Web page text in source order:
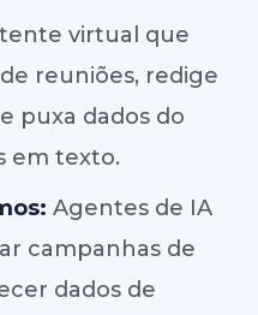
virtual que
reuniões, redige
puxa dados do
em texto.
Agentes de IA
campanhas de
dados de